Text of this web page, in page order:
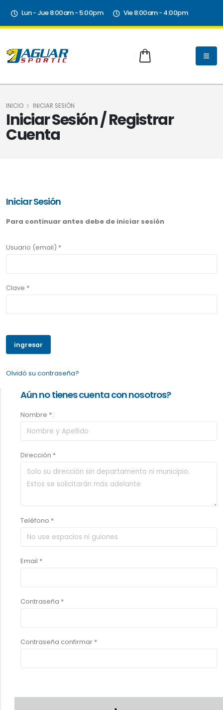
Lun - Jue 8:00am - 5:00pm Vie 8:00am - 4:00pm
Iniciar Sesión / Registrar
Cuenta
INICIO INICIAR SESIÓN
Iniciar Sesión
Para continuar antes debe de iniciar sesión
Usuario (email) *
Clave *
Olvidó su contraseña?
Aún no tienes cuenta con nosotros?
Nombre *:
Dirección *
Teléfono *
Email *
Contraseña *
Contraseña confirmar *